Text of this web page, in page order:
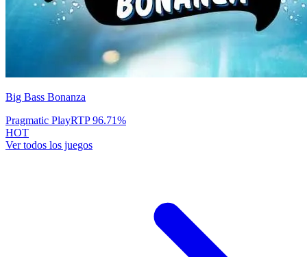
Big Bass Bonanza
Pragmatic PlayRTP96.71%
HOT
Ver todos los juegos